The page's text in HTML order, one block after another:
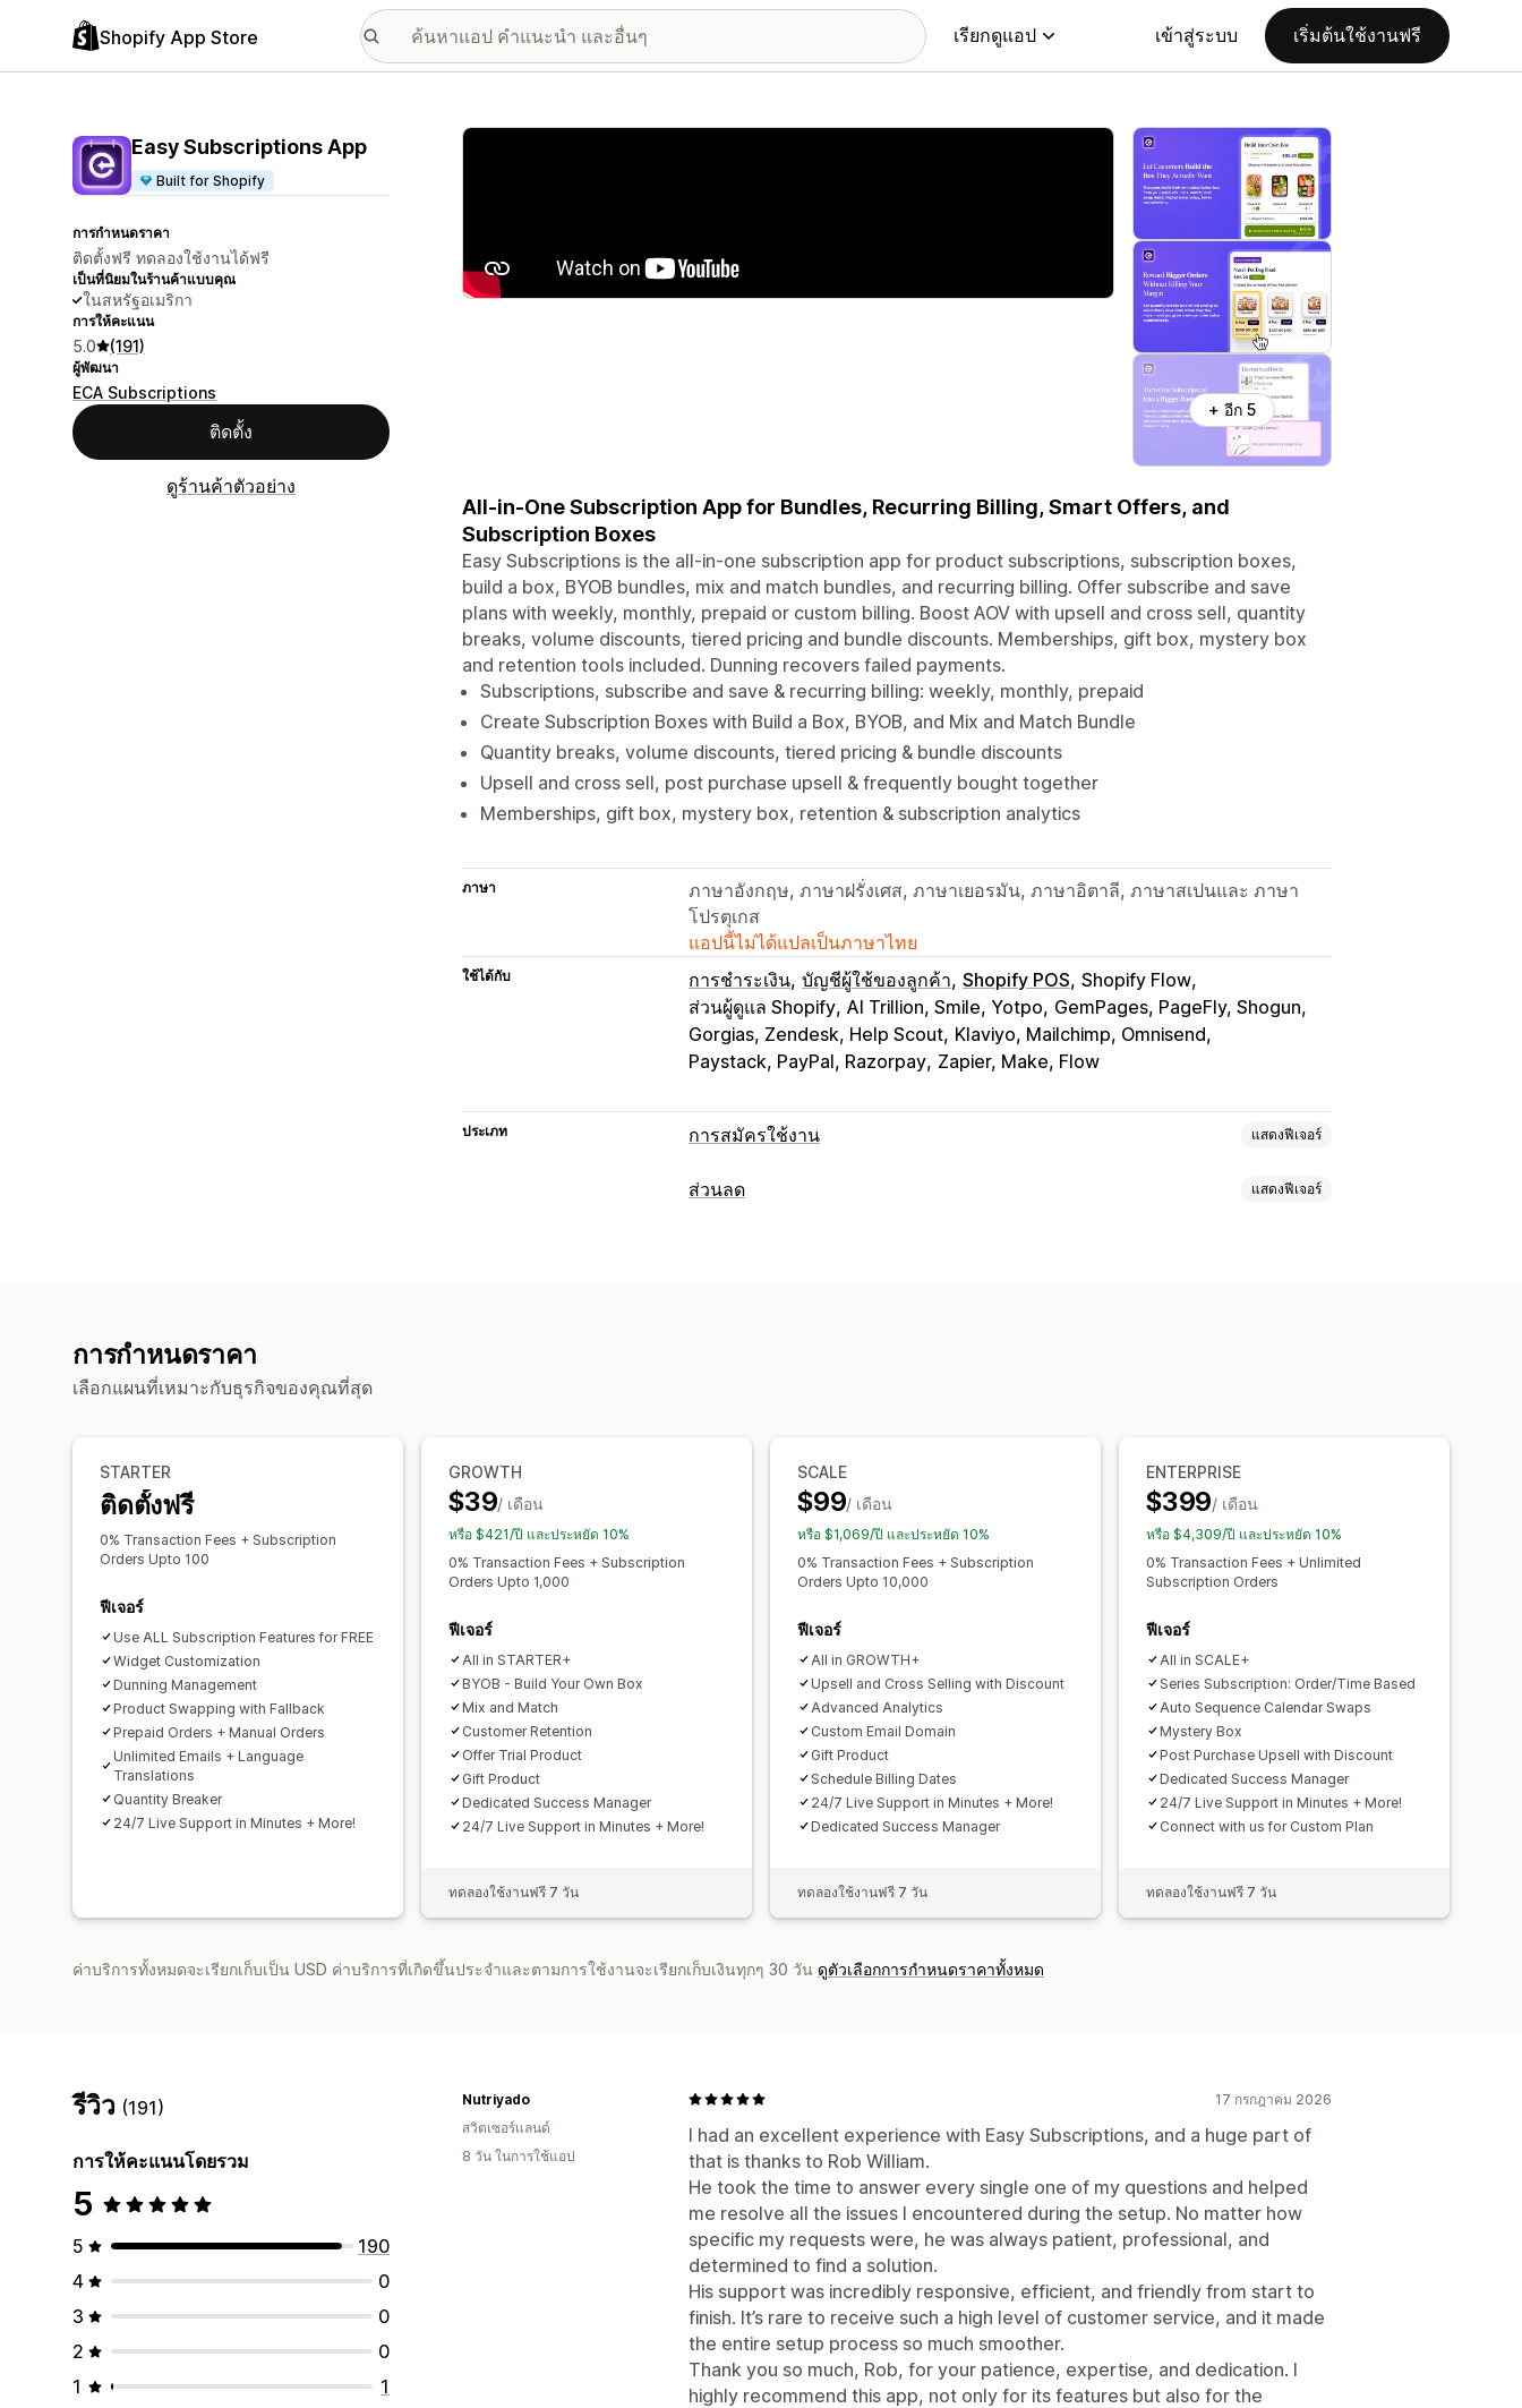
Shopify App Store เรียกดูแอป เข้าสู่ระบบ เริ่มต้นใช้งานฟรี
Easy Subscriptions App
Built for Shopify
การกำหนดราคา
ติดตั้งฟรี ทดลองใช้งานได้ฟรี
เป็นที่นิยมในร้านค้าแบบคุณ
ในสหรัฐอเมริกา
การให้คะแนน
5.0 (191)
ผู้พัฒนา
ECA Subscriptions
ติดตั้ง
ดูร้านค้าตัวอย่าง
แกลเลอรีรูปภาพที่แสดง
+ อีก 5
All-in-One Subscription App for Bundles, Recurring Billing, Smart Offers, and
Subscription Boxes
Easy Subscriptions is the all-in-one subscription app for product subscriptions, subscription boxes,
build a box, BYOB bundles, mix and match bundles, and recurring billing. Offer subscribe and save
plans with weekly, monthly, prepaid or custom billing. Boost AOV with upsell and cross sell, quantity
breaks, volume discounts, tiered pricing and bundle discounts. Memberships, gift box, mystery box
and retention tools included. Dunning recovers failed payments.
Subscriptions, subscribe and save & recurring billing: weekly, monthly, prepaid
Create Subscription Boxes with Build a Box, BYOB, and Mix and Match Bundle
Quantity breaks, volume discounts, tiered pricing & bundle discounts
Upsell and cross sell, post purchase upsell & frequently bought together
Memberships, gift box, mystery box, retention & subscription analytics
ภาษา
ภาษาอังกฤษ, ภาษาฝรั่งเศส, ภาษาเยอรมัน, ภาษาอิตาลี, ภาษาสเปนและ ภาษา
โปรตุเกส
แอปนี้ไม่ได้แปลเป็นภาษาไทย
ใช้ได้กับ การชำระเงิน บัญชีผู้ใช้ของลูกค้า Shopify POS Shopify Flow
ส่วนผู้ดูแล Shopify AI Trillion, Smile, Yotpo GemPages, PageFly, Shogun
Gorgias, Zendesk, Help Scout Klaviyo, Mailchimp, Omnisend
Paystack, PayPal, Razorpay Zapier, Make, Flow
ประเภท การสมัครใช้งาน แสดงฟีเจอร์
ประเภทการสมัครใช้งาน
การกำหนดราคาตามการใช้งาน
การกำหนดราคาต่อผู้ใช้
การชำระเงินแบบครั้งเดียว
การกำหนดราคาแบบกำหนดเอง
ส่วนลด แสดงฟีเจอร์
การจัดการส่วนลด
นำเข้าและส่งออก การทำงานอัตโนมัติ การติดแท็ก
การวิเคราะห์ API และเว็บฮุก
การกำหนดราคา
เลือกแผนที่เหมาะกับธุรกิจของคุณที่สุด
STARTER
ติดตั้งฟรี
0% Transaction Fees + Subscription
Orders Upto 100
ฟีเจอร์
Use ALL Subscription Features for FREE
Widget Customization
Dunning Management
Product Swapping with Fallback
Prepaid Orders + Manual Orders
Unlimited Emails + Language
Translations
Quantity Breaker
24/7 Live Support in Minutes + More!
GROWTH
$39/ เดือน
หรือ $421/ปี และประหยัด 10%
0% Transaction Fees + Subscription
Orders Upto 1,000
ฟีเจอร์
All in STARTER+
BYOB - Build Your Own Box
Mix and Match
Customer Retention
Offer Trial Product
Gift Product
Dedicated Success Manager
24/7 Live Support in Minutes + More!
ทดลองใช้งานฟรี 7 วัน
SCALE
$99/ เดือน
หรือ $1,069/ปี และประหยัด 10%
0% Transaction Fees + Subscription
Orders Upto 10,000
ฟีเจอร์
All in GROWTH+
Upsell and Cross Selling with Discount
Advanced Analytics
Custom Email Domain
Gift Product
Schedule Billing Dates
24/7 Live Support in Minutes + More!
Dedicated Success Manager
ทดลองใช้งานฟรี 7 วัน
ENTERPRISE
$399/ เดือน
หรือ $4,309/ปี และประหยัด 10%
0% Transaction Fees + Unlimited
Subscription Orders
ฟีเจอร์
All in SCALE+
Series Subscription: Order/Time Based
Auto Sequence Calendar Swaps
Mystery Box
Post Purchase Upsell with Discount
Dedicated Success Manager
24/7 Live Support in Minutes + More!
Connect with us for Custom Plan
ทดลองใช้งานฟรี 7 วัน
ค่าบริการทั้งหมดจะเรียกเก็บเป็น USD ค่าบริการที่เกิดขึ้นประจำและตามการใช้งานจะเรียกเก็บเงินทุกๆ 30 วัน ดูตัวเลือกการกำหนดราคาทั้งหมด
รีวิว (191)
การให้คะแนนโดยรวม
5
5
190
4
0
3
0
2
0
1
1
17 กรกฎาคม 2026
I had an excellent experience with Easy Subscriptions, and a huge part of
that is thanks to Rob William.
He took the time to answer every single one of my questions and helped
me resolve all the issues I encountered during the setup. No matter how
specific my requests were, he was always patient, professional, and
determined to find a solution.
His support was incredibly responsive, efficient, and friendly from start to
finish. It’s rare to receive such a high level of customer service, and it made
the entire setup process so much smoother.
Thank you so much, Rob, for your patience, expertise, and dedication. I
highly recommend this app, not only for its features but also for the
Nutriyado
สวิตเซอร์แลนด์
8 วัน ในการใช้แอป